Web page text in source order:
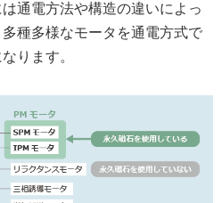
通電方法や構造の違いによっ
種多様なモータを通電方式で
ります。